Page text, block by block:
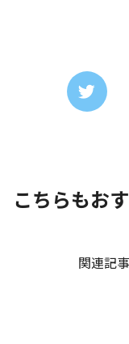
こちらもお
関連記